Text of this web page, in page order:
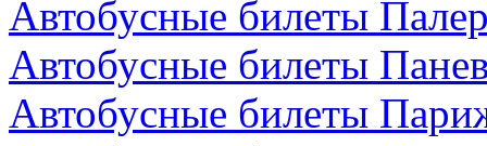
Автобусные билеты
Автобусные билеты
Автобусные билеты